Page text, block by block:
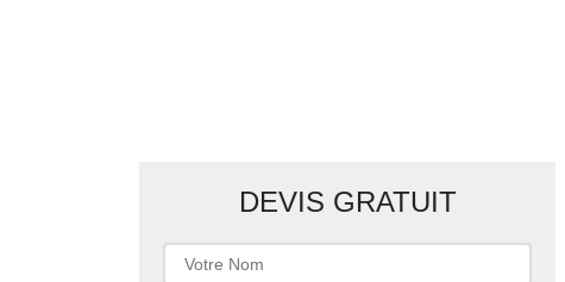
DEVIS GRATUIT